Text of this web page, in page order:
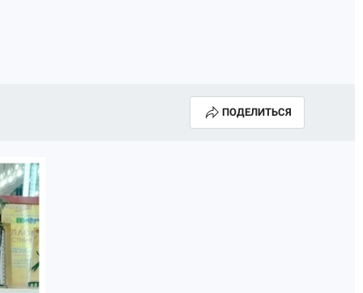
ОБЯЗАТЕЛЬНАЯ ВАКЦИНАЦИЯ ПОДЕЛИТЬСЯ